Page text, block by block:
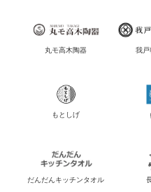
丸モ高木陶器 我戸
もとしげ
だんだんキッチンタオル